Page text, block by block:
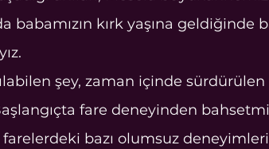
babamızın kırk yaşına geldiğinde
şey, zaman içinde
fare deneyinden
bazı olumsuz